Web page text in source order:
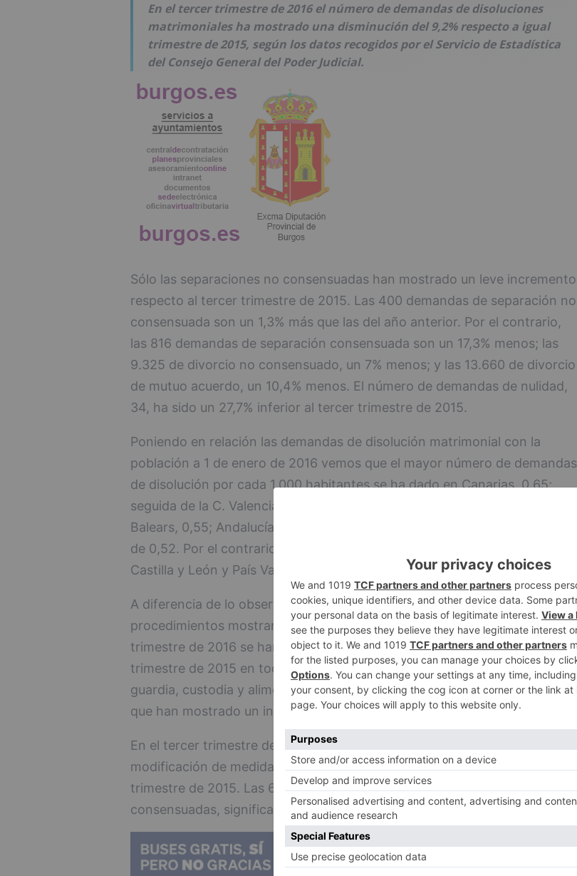
En el tercer trimestre de 2016 el número de demandas de disoluciones
matrimoniales ha mostrado una disminución del 9,2% respecto a igual
trimestre de 2015, según los datos recogidos por el Servicio de Estadística
del Consejo General del Poder Judicial.
Sólo las separaciones no consensuadas han mostrado un leve incremento
respecto al tercer trimestre de 2015. Las 400 demandas de separación no
consensuada son un 1,3% más que las del año anterior. Por el contrario,
las 816 demandas de separación consensuada son un 17,3% menos; las
9.325 de divorcio no consensuado, un 7% menos; y las 13.660 de divorcio
de mutuo acuerdo, un 10,4% menos. El número de demandas de nulidad,
34, ha sido un 27,7% inferior al tercer trimestre de 2015.
Poniendo en relación las demandas de disolución matrimonial con la
población a 1 de enero de 2016 vemos que el mayor número de demandas
de disolución por cada 1.000 habitantes se ha dado en Canarias, 0,65;
seguida de la C. Valenciana, 0,61; Cataluña, 0,58; Asturias, 0,56; Illes
Balears, 0,55; Andalucía y La Rioja, 0,54. Todas superan la media nacional
de 0,52. Por el contrario, las más bajas, se han dado en Navarra, 0,36;
Castilla y León y País Vasco, 0,37.
A diferencia de lo observado en el trimestre anterior, donde todos estos
procedimientos mostraron incrementos interanuales, en el tercer
trimestre de 2016 se han observado disminuciones respecto al tercer
trimestre de 2015 en todos con la excepción de los procedimientos de
guardia, custodia y alimentos de hijos no matrimoniales no consensuados,
que han mostrado un incremento del 1,9%.
En el tercer trimestre de 2016 se iniciaron 1.983 procedimientos de
modificación de medidas consensuadas, un 5,2% menos que en el mismo
trimestre de 2015. Las 6.644 demandas de modificaciones de medidas no
consensuadas, significan un descenso, del 3,9%, respecto al año anterior.